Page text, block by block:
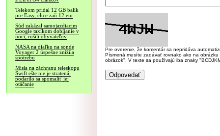
Telekom pridal 12 GB balík
pre Easy, chce zaň 12 eur
Súd zakázal samojazdiacim
Google taxíkom dobíjanie v
noci, rušili obyvateľov
NASA na diaľku na sonde
Voyager 2 úspešne znížila
spotrebu
Misia na záchranu teleskopu
Swift ešte nie je stratená,
podarilo sa spomaliť jej
otáčanie
Pre overenie, že komentár sa nepridáva
Písmená musíte zadávať rovnako ako na
obrázok". V texte sa používajú iba znaky